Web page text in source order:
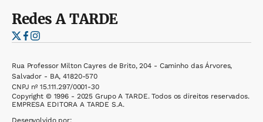
RedesA TARDE
Rua Professor Milton Cayres de Brito, 204 - Caminho das Árvores,
Salvador - BA, 41820-570
CNPJ nº 15.111.297/0001-30
Copyright © 1996 - 2025 Grupo A TARDE. Todos os direitos reservados.
EMPRESA EDITORA A TARDE S.A.
Desenvolvido por: